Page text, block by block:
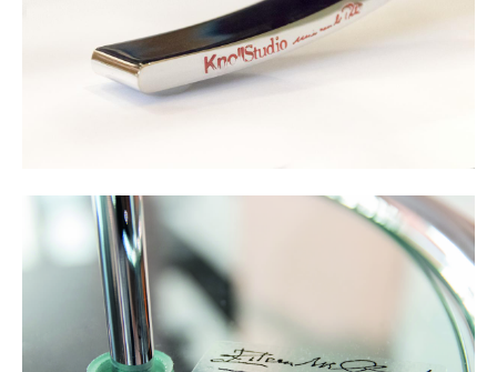
Garde-robes
Petits rangements
... voir tous les rangements
Luminaires
Suspensions & Plafonniers
Lampes de table